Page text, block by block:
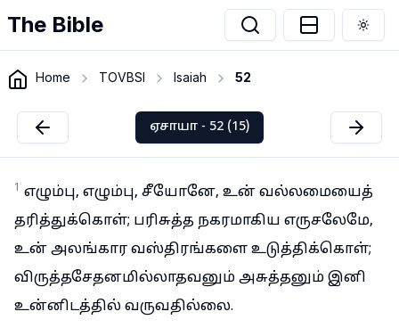
The Bible
Home TOVBSI Isaiah 52
ஏசாயா - 52 (15)
1 எழும்பு, எழும்பு, சீயோனே, உன் வல்லமையைத்
தரித்துக்கொள்; பரிசுத்த நகரமாகிய எருசலேமே,
உன் அலங்கார வஸ்திரங்களை உடுத்திக்கொள்;
விருத்தசேதனமில்லாதவனும் அசுத்தனும் இனி
உன்னிடத்தில் வருவதில்லை.